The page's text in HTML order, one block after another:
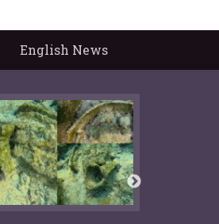
English News